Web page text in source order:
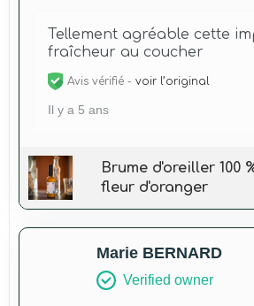
Tellement agréable cette
fraîcheur au coucher
Avis vérifié - voir l’original
Il y a 5 ans
Brume d'oreiller 100
fleur d'oranger
Marie BERNARD
Verified owner